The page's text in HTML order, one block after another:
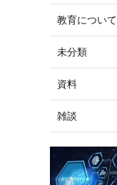
教育について
未分類
資料
雑談